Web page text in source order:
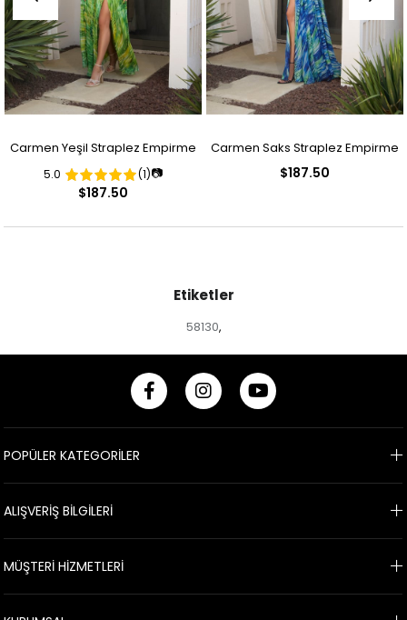
Carmen Yeşil Straplez Empirme
Desenli Abiye Elbise
5.0 (1)📷
$187.50
Carmen Saks Straplez Empirme
$187.50
Etiketler
58130,
POPÜLER KATEGORİLER
ALIŞVERİŞ BİLGİLERİ
MÜŞTERİ HİZMETLERİ